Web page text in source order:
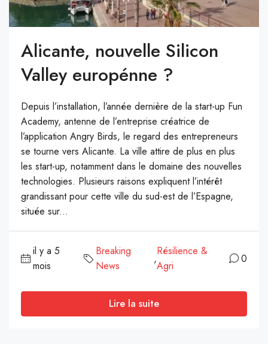
Alicante, nouvelle Silicon
Valley europénne ?
Depuis l’installation, l’année dernière de la start-up Fun
Academy, antenne de l’entreprise créatrice de
l’application Angry Birds, le regard des entrepreneurs
se tourne vers Alicante. La ville attire de plus en plus
les start-up, notamment dans le domaine des nouvelles
technologies. Plusieurs raisons expliquent l’intérêt
grandissant pour cette ville du sud-est de l’Espagne,
située sur...
il y a 5
mois
Breaking
News
,
Résilience &
Agri
0
Lire la suite